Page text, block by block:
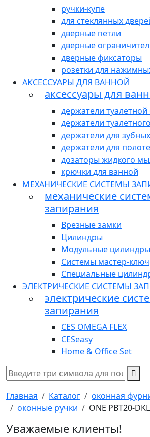
ручки-купе
для стеклянных
дверные петли
дверные
дверные фиксаторы
розетки для
АКСЕССУАРЫ ДЛЯ ВАННОЙ
аксессуары для
держатели туалетной
держатели
держатели для
держатели для
дозаторы жидкого
крючки для ванной
МЕХАНИЧЕСКИЕ СИСТЕМЫ
механические
запирания
Врезные замки
Цилиндры
Модульные цилиндры
Системы мастер-ключ
Специальные
ЭЛЕКТРИЧЕСКИЕ СИСТЕМЫ
электрические
запирания
CES OMEGA FLEX
CESeasy
Home & Office Set
Главная Каталог
оконная
оконные ручки
ONE PBT20-
Уважаемые клиенты!